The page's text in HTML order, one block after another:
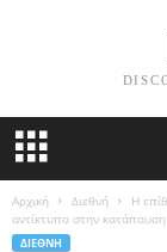
Αρχική Διεθνή
Η
αντίκτυπο στην
ΔΙΕΘΝΉ